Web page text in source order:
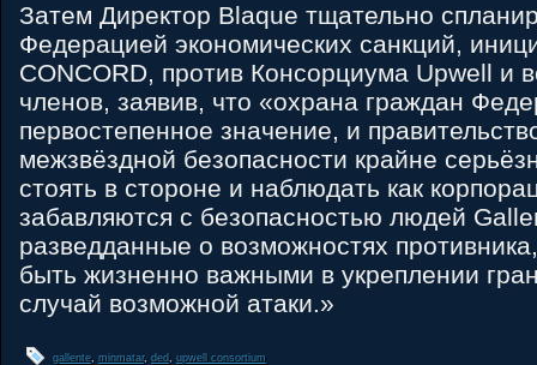
Затем Директор Blaque тщательно
Федерацией экономических санкций,
CONCORD, против Консорциума Upwell и
членов, заявив, что «охрана граждан
первостепенное значение, и
межзвёздной безопасности крайне
стоять в стороне и наблюдать как
забавляются с безопасностью людей
разведданные о возможностях
быть жизненно важными в укреплении
случай возможной атаки.»
gallente, minmatar, ded upwell consortium